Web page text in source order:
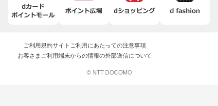
ご利用規約サイトご利用にあたっての注意事項
お客さまご利用端末からの情報の外部送信について
© NTT DOCOMO